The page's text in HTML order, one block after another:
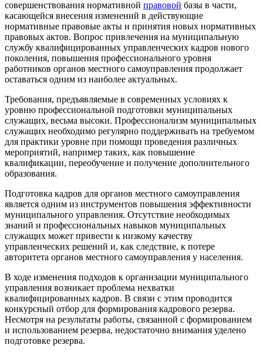
совершенствования нормативной правовой базы в части,
касающейся внесения изменений в действующие
нормативные правовые акты и принятия новых нормативных
правовых актов. Вопрос привлечения на муниципальную
службу квалифицированных управленческих кадров нового
поколения, повышения профессионального уровня
работников органов местного самоуправления продолжает
оставаться одним из наиболее актуальных.
Требования, предъявляемые в современных условиях к
уровню профессиональной подготовки муниципальных
служащих, весьма высоки. Профессионализм муниципальных
служащих необходимо регулярно поддерживать на требуемом
для практики уровне при помощи проведения различных
мероприятий, например таких, как повышение
квалификации, переобучение и получение дополнительного
образования.
Подготовка кадров для органов местного самоуправления
является одним из инструментов повышения эффективности
муниципального управления. Отсутствие необходимых
знаний и профессиональных навыков муниципальных
служащих может привести к низкому качеству
управленческих решений и, как следствие, к потере
авторитета органов местного самоуправления у населения.
В ходе изменения подходов к организации муниципального
управления возникает проблема нехватки
квалифицированных кадров. В связи с этим проводится
конкурсный отбор для формирования кадрового резерва.
Несмотря на результаты работы, связанной с формированием
и использованием резерва, недостаточно внимания уделено
подготовке резерва.